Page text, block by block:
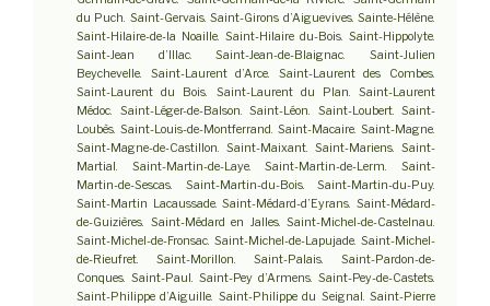
du Puch. Saint-Gervais. Saint-Girons d’Aiguevives. Sainte-Hélène.
Saint-Hilaire-de-la Noaille. Saint-Hilaire du-Bois. Saint-Hippolyte.
Saint-Jean d’Illac. Saint-Jean-de-Blaignac. Saint-Julien
Beychevelle. Saint-Laurent d’Arce. Saint-Laurent des Combes.
Saint-Laurent du Bois. Saint-Laurent du Plan. Saint-Laurent
Médoc. Saint-Léger-de-Balson. Saint-Léon. Saint-Loubert. Saint-
Loubès. Saint-Louis-de-Montferrand. Saint-Macaire. Saint-Magne.
Saint-Magne-de-Castillon. Saint-Maixant. Saint-Mariens. Saint-
Martial. Saint-Martin-de-Laye. Saint-Martin-de-Lerm. Saint-
Martin-de-Sescas. Saint-Martin-du-Bois. Saint-Martin-du-Puy.
Saint-Martin Lacaussade. Saint-Médard-d’Eyrans. Saint-Médard-
de-Guizières. Saint-Médard en Jalles. Saint-Michel-de-Castelnau.
Saint-Michel-de-Fronsac. Saint-Michel-de-Lapujade. Saint-Michel-
de-Rieufret. Saint-Morillon. Saint-Palais. Saint-Pardon-de-
Conques. Saint-Paul. Saint-Pey d’Armens. Saint-Pey-de-Castets.
Saint-Philippe d’Aiguille. Saint-Philippe du Seignal. Saint-Pierre